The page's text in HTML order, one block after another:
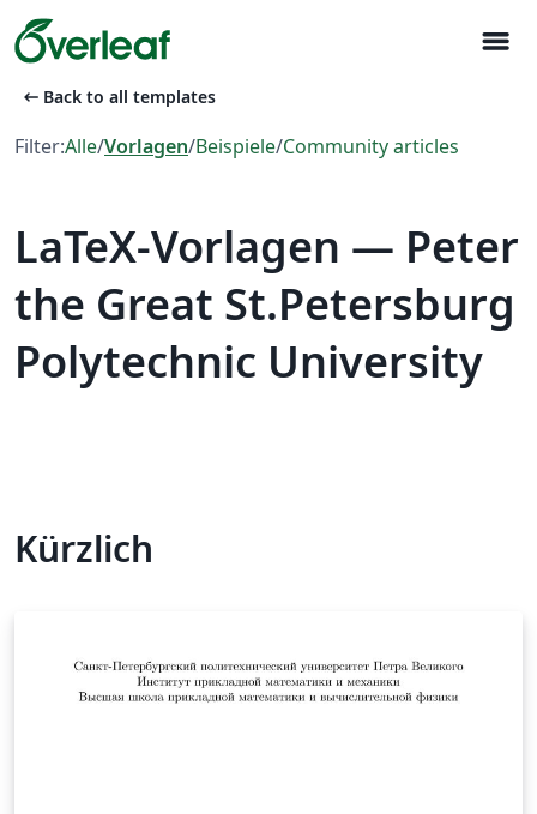
menu
arrow_left_alt Back to all templates
Filter:Alle/Vorlagen/Beispiele/Community articles
LaTeX-Vorlagen — Peter
the Great St.Petersburg
Polytechnic University
Kürzlich